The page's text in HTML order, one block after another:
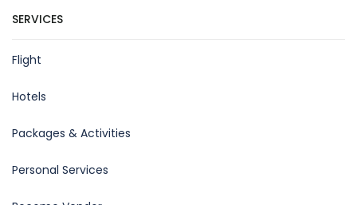
SERVICES
Flight
Hotels
Packages & Activities
Personal Services